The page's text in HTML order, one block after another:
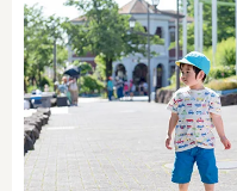
職種
保育士
保育補助
放課後児童支援員
栄養士